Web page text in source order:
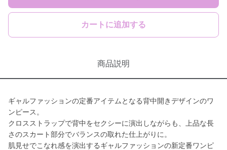
カートに追加する
商品説明
ギャルファッションの定番アイテムとなる背中開きデザインのワ
ンピース。
クロスストラップで背中をセクシーに演出しながらも、上品な長
さのスカート部分でバランスの取れた仕上がりに。
肌見せでこなれ感を演出するギャルファッションの新定番ワンピ